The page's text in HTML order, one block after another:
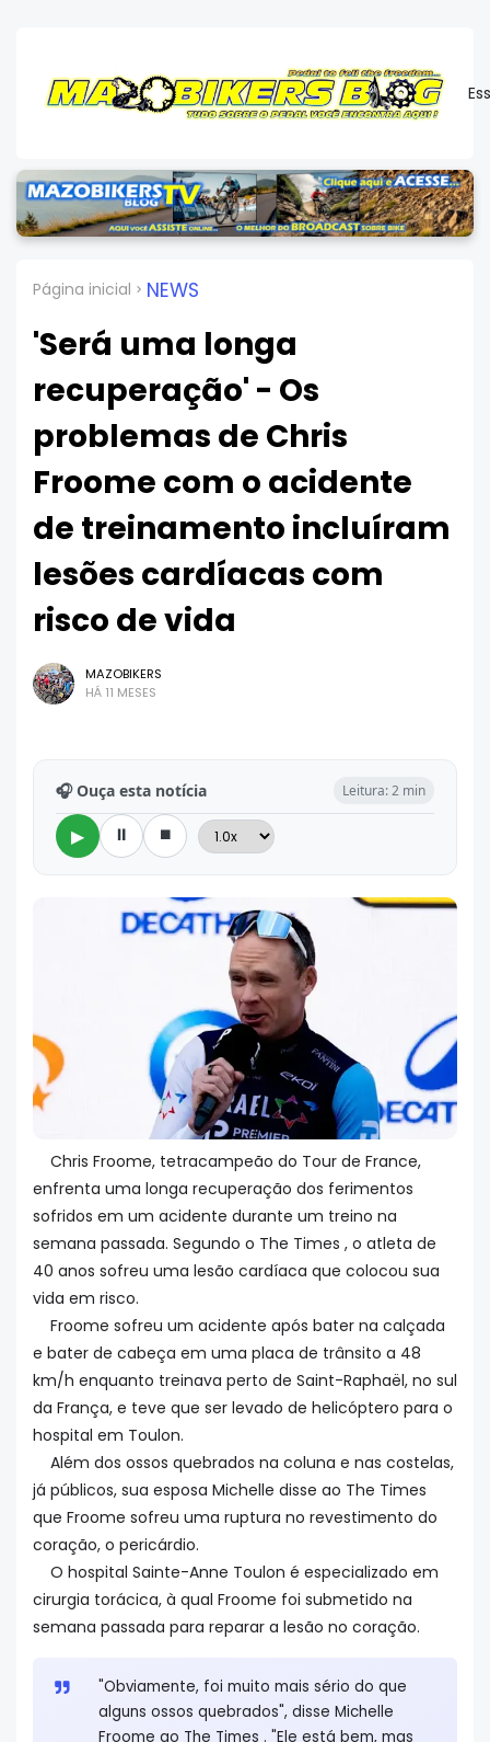
Página inicial NEWS
'Será uma longa
recuperação' - Os
problemas de Chris
Froome com o acidente
de treinamento incluíram
lesões cardíacas com
risco de vida
MAZOBIKERS
HÁ 11 MESES
🎧 Ouça esta notícia Leitura: 2 min
▶ ⏸ ⏹
Chris Froome, tetracampeão do Tour de France,
enfrenta uma longa recuperação dos ferimentos
sofridos em um acidente durante um treino na
semana passada. Segundo o The Times , o atleta de
40 anos sofreu uma lesão cardíaca que colocou sua
vida em risco.
Froome sofreu um acidente após bater na calçada
e bater de cabeça em uma placa de trânsito a 48
km/h enquanto treinava perto de Saint-Raphaël, no sul
da França, e teve que ser levado de helicóptero para o
hospital em Toulon.
Além dos ossos quebrados na coluna e nas costelas,
já públicos, sua esposa Michelle disse ao The Times
que Froome sofreu uma ruptura no revestimento do
coração, o pericárdio.
O hospital Sainte-Anne Toulon é especializado em
cirurgia torácica, à qual Froome foi submetido na
semana passada para reparar a lesão no coração.
"Obviamente, foi muito mais sério do que
alguns ossos quebrados", disse Michelle
Froome ao The Times . "Ele está bem, mas